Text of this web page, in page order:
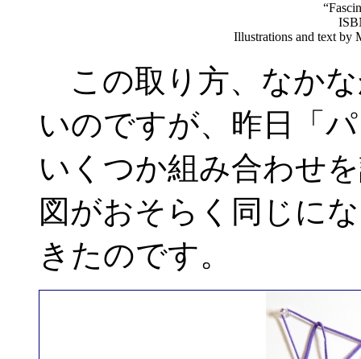
Illustrations and text by
この取り方、なか
いのですが、昨日「
いくつか組み合わせ
図がおそらく同じに
きたのです。